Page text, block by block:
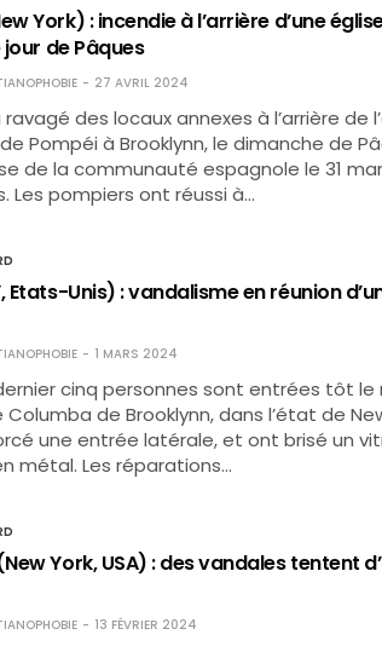
York) : incendie à l’arrière d’une
de Pâques
27 AVRIL 2024
des locaux annexes à l’arrière de
Pompéi à Brooklynn, le dimanche de
de la communauté espagnole le 31
Les pompiers ont réussi à…
Etats-Unis) : vandalisme en réunion
1 MARS 2024
cinq personnes sont entrées tôt
Columba de Brooklynn, dans l’état de
une entrée latérale, et ont brisé un
métal. Les réparations…
York, USA) : des vandales tentent
13 FÉVRIER 2024